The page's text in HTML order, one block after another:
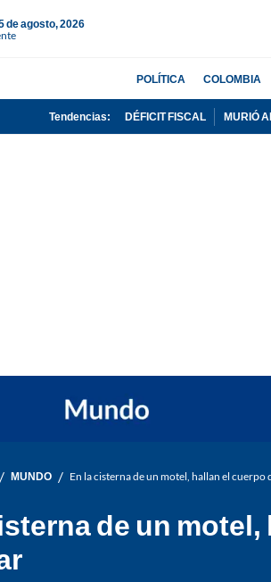
de agosto, 2026
POLÍTICA COLOMBIA
Tendencias: DÉFICIT FISCAL MURIÓ
/ MUNDO / En la cisterna de un motel, hallan el
de un